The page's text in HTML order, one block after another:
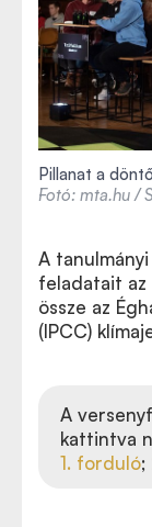
Pillanat a
Fotó: mta.hu /
A
feladatait az
össze az
(IPCC)
A
kattintva
1. forduló;